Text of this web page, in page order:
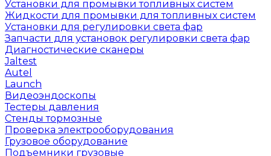
Установки для промывки топливных систем
Жидкости для промывки для топливных систем
Установки для регулировки света фар
Запчасти для установок регулировки света фар
Диагностические сканеры
Jaltest
Autel
Launch
Видеоэндоскопы
Тестеры давления
Стенды тормозные
Проверка электрооборудования
Грузовое оборудование
Подъемники грузовые